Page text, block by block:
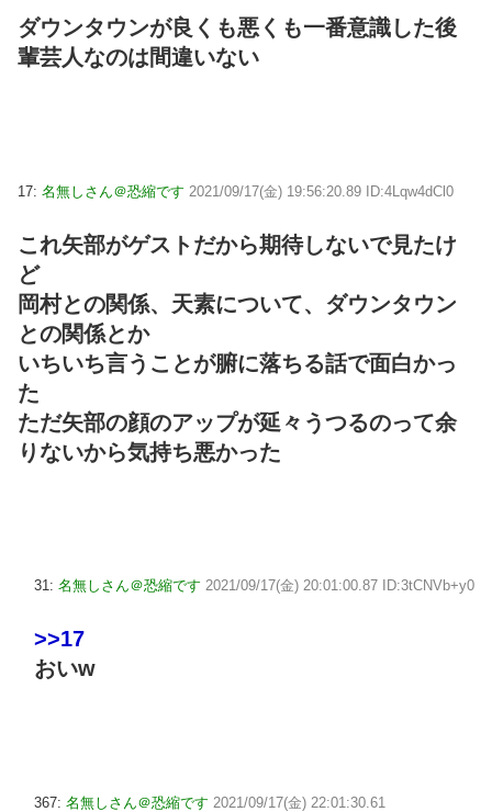
ダウンタウンが良くも悪くも一番意識した後
輩芸人なのは間違いない
17: 名無しさん＠恐縮です 2021/09/17(金) 19:56:20.89 ID:4Lqw4dCl0
これ矢部がゲストだから期待しないで見たけ
ど
岡村との関係、天素について、ダウンタウン
との関係とか
いちいち言うことが腑に落ちる話で面白かっ
た
ただ矢部の顔のアップが延々うつるのって余
りないから気持ち悪かった
31: 名無しさん＠恐縮です 2021/09/17(金) 20:01:00.87 ID:3tCNVb+y0
>>17
おいw
367: 名無しさん＠恐縮です 2021/09/17(金) 22:01:30.61